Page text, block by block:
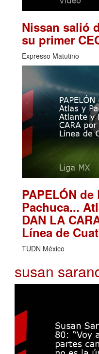
Nissan salió
su primer
Expresso Matutino
PAPELÓN
Pachuca...
DAN LA
Línea de
TUDN México
susan